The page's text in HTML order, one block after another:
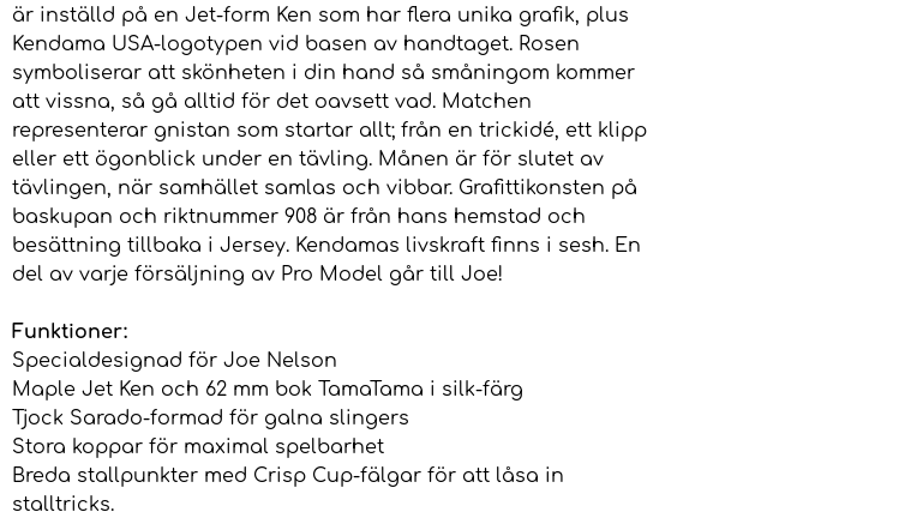
är inställd på en Jet-form Ken som har flera unika grafik, plus
Kendama USA-logotypen vid basen av handtaget. Rosen
symboliserar att skönheten i din hand så småningom kommer
att vissna, så gå alltid för det oavsett vad. Matchen
representerar gnistan som startar allt; från en trickidé, ett klipp
eller ett ögonblick under en tävling. Månen är för slutet av
tävlingen, när samhället samlas och vibbar. Grafittikonsten på
baskupan och riktnummer 908 är från hans hemstad och
besättning tillbaka i Jersey. Kendamas livskraft finns i sesh. En
del av varje försäljning av Pro Model går till Joe!
Funktioner:
Specialdesignad för Joe Nelson
Maple Jet Ken och 62 mm bok TamaTama i silk-färg
Tjock Sarado-formad för galna slingers
Stora koppar för maximal spelbarhet
Breda stallpunkter med Crisp Cup-fälgar för att låsa in
stalltricks.